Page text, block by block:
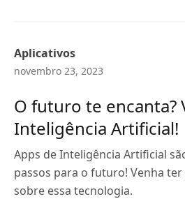
Aplicativos
novembro 23, 2023
O futuro te encanta?
Inteligência Artificial!
Apps de Inteligência Artificial
passos para o futuro! Venha
sobre essa tecnologia.